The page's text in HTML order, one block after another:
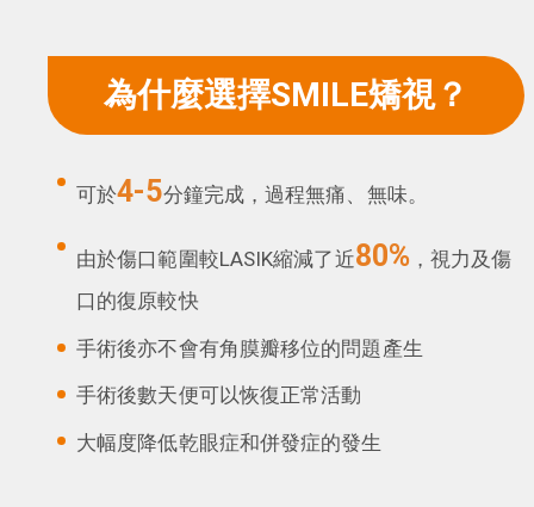
為什麼選擇SMILE矯視？
可於4-5分鐘完成，過程無痛、無味。
由於傷口範圍較LASIK縮減了近80%，視力及傷
口的復原較快
手術後亦不會有角膜瓣移位的問題產生
手術後數天便可以恢復正常活動
大幅度降低乾眼症和併發症的發生